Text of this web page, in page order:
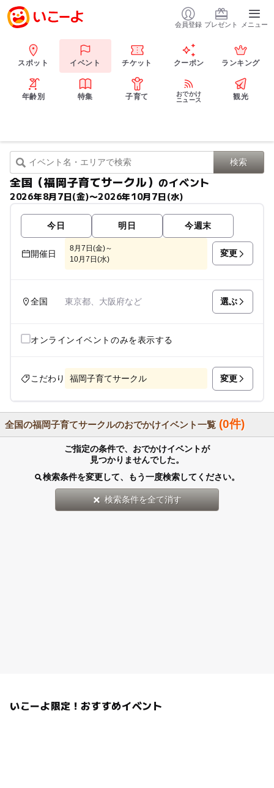
会員登録 プレゼント メニュー
スポット イベント チケット クーポン ランキング
年齢別 特集 子育て
おでかけ
ニュース
観光
全国（福岡子育てサークル）のイベント
2026年8月7日(金)〜2026年10月7日(水)
今日 明日 今週末
開催日
8月7日(金)～
10月7日(水)
変更
全国 東京都、大阪府など 選ぶ
オンラインイベントのみを表示する
こだわり 福岡子育てサークル 変更
全国の福岡子育てサークルのおでかけイベント一覧 (0件)
ご指定の条件で、おでかけイベントが
見つかりませんでした。
検索条件を変更して、もう一度検索してください。
検索条件を全て消す
いこーよ限定！おすすめイベント